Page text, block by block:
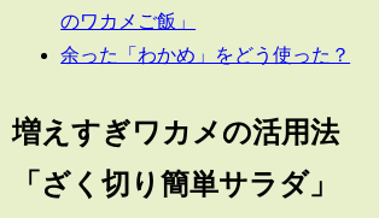
のワカメご飯」
余った「わかめ」をどう使った？
増えすぎワカメの活用法
「ざく切り簡単サラダ」